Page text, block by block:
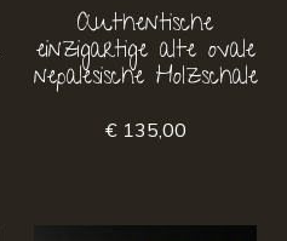
Authentische
einzigartige alte ovale
nepalesische Holzschale
€ 135,00